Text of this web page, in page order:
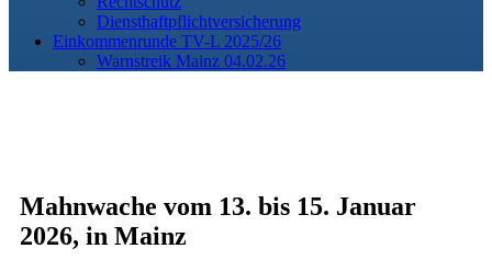
Diensthaftpflichtversicherung
Einkommenrunde TV-L 2025/26
Warnstreik Mainz 04.02.26
Mahnwache vom 13. bis 15. Januar
2026, in Mainz